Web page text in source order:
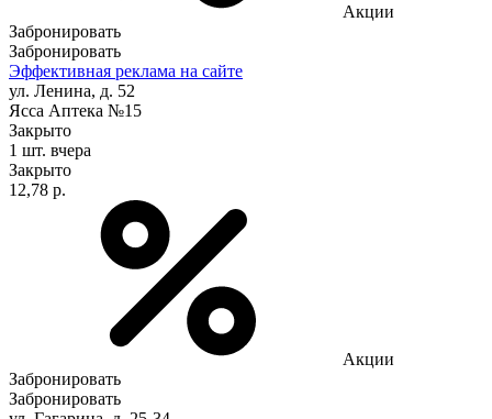
Акции
Забронировать
Забронировать
Эффективная реклама на сайте
ул. Ленина, д. 52
Ясса Аптека №15
Закрыто
1 шт. вчера
Закрыто
12,78 р.
Акции
Забронировать
Забронировать